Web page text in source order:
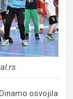
osvojila